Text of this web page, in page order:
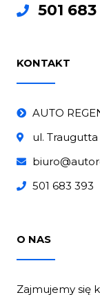
501
KONTAKT
AUTO
ul.
501 683 393
O NAS
Zajmujemy się